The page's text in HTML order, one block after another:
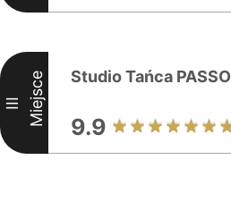
III Miejsce Studio Tańca PASSO
9.9